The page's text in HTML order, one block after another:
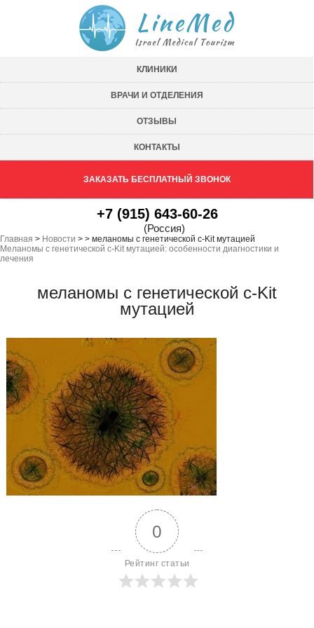
КЛИНИКИ
ВРАЧИ И ОТДЕЛЕНИЯ
ОТЗЫВЫ
КОНТАКТЫ
ЗАКАЗАТЬ БЕСПЛАТНЫЙ ЗВОНОК
+7 (915) 643-60-26
(Россия)
Главная > Новости >
Меланомы с генетической c-Kit мутацией: особенности диагностики и
лечения
> меланомы с генетической c-Kit мутацией
меланомы с генетической c-Kit
мутацией
0
Рейтинг статьи